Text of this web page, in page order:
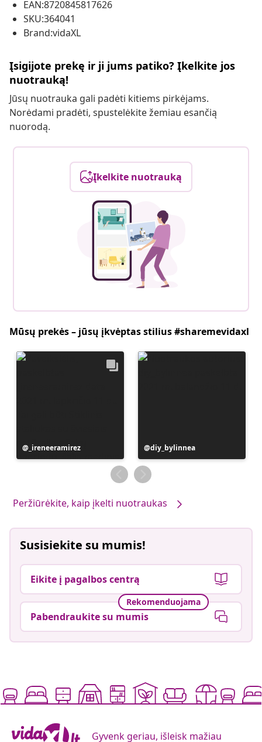
EAN:8720845817626
SKU:364041
Brand:vidaXL
Įsigijote prekę ir ji jums patiko? Įkelkite jos
nuotrauką!
Jūsų nuotrauka gali padėti kitiems pirkėjams.
Norėdami pradėti, spustelėkite žemiau esančią
nuorodą.
Įkelkite nuotrauką
Mūsų prekės – jūsų įkvėptas stilius #sharemevidaxl
Įrašą
paskelbė
_ireneeramirez
Įrašą
paskelbė
diy_bylinnea
Peržiūrėkite, kaip įkelti nuotraukas
Susisiekite su mumis!
Eikite į pagalbos centrą
Rekomenduojama
Pabendraukite su mumis
Gyvenk geriau, išleisk mažiau